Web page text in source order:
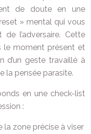
de doute en une
» mental qui vous
l’adversaire. Cette
le moment présent et
d’un geste travaillé à
la pensée parasite.
en une check-list
:
la zone précise à viser